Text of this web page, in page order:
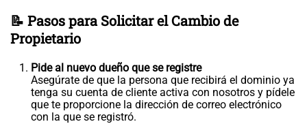
📝 Pasos para Solicitar el Cambio de
Propietario
Pide al nuevo dueño que se registre
Asegúrate de que la persona que recibirá el dominio ya
tenga su cuenta de cliente activa con nosotros y pídele
que te proporcione la dirección de correo electrónico
con la que se registró.